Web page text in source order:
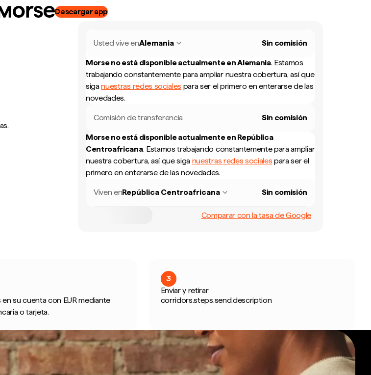
Descargar app
Usted vive enAlemania Sin comisión
Morse no está disponible actualmente enAlemania. Estamos
trabajando constantemente para ampliar nuestra cobertura, así que
siganuestras redes sociales para ser el primero en enterarse de las
novedades.
Comisión de transferencia Sin comisión
Morse no está disponible actualmente en República
Centroafricana. Estamos trabajando constantemente para ampliar
nuestra cobertura, así que siga nuestras redes sociales para ser el
primero en enterarse de las novedades.
Viven enRepública Centroafricana Sin comisión
Comparar con la tasa de Google
su cuenta con EUR mediante
o tarjeta.
3
Enviar y retirar
corridors.steps.send.description